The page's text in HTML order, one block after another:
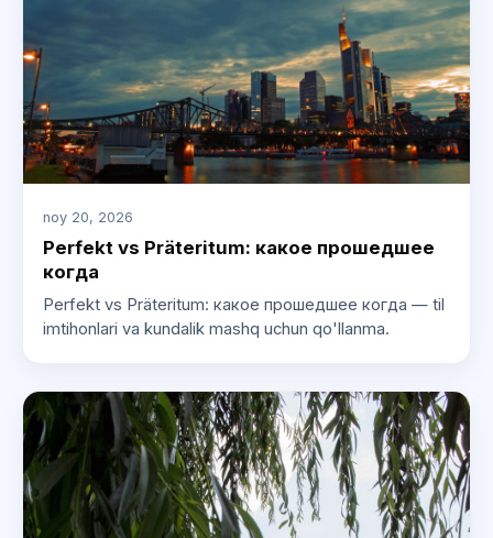
noy 20, 2026
Perfekt vs Präteritum: какое прошедшее
когда
Perfekt vs Präteritum: какое прошедшее когда — til
imtihonlari va kundalik mashq uchun qo'llanma.